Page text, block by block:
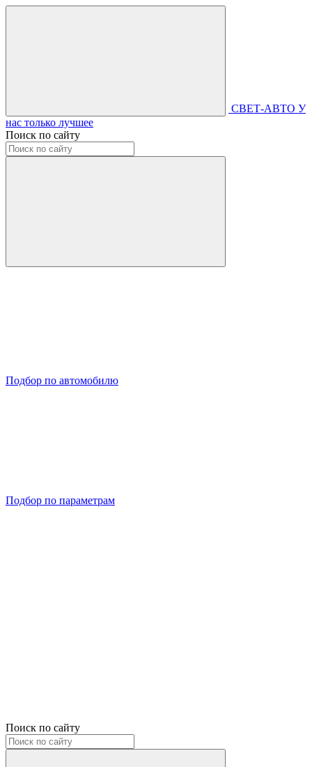
СВЕТ-АВТО У
нас только лучшее
Поиск по сайту
Подбор по автомобилю
Подбор по параметрам
Поиск по сайту